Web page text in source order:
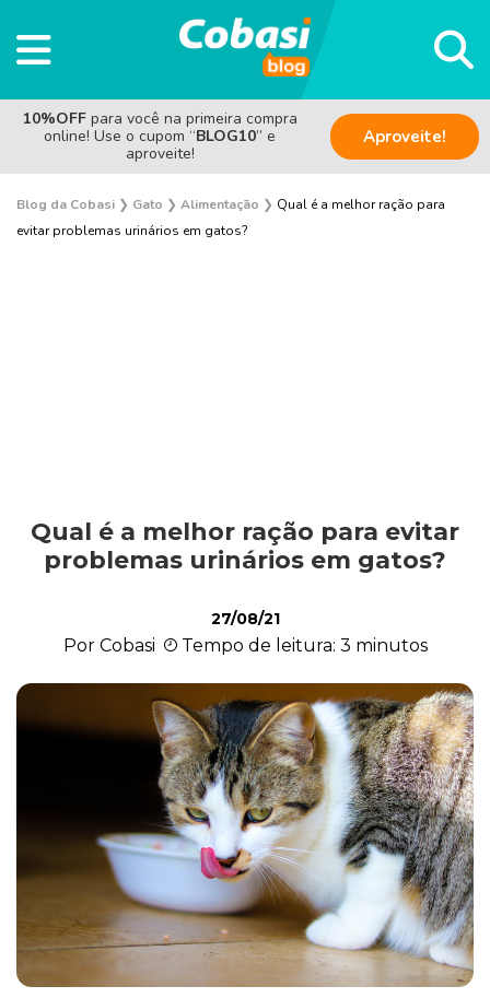
10%OFF para você na primeira compra
online! Use o cupom “BLOG10” e
aproveite!
Aproveite!
Blog da Cobasi ❯ Gato ❯ Alimentação ❯ Qual é a melhor ração para
evitar problemas urinários em gatos?
Comportamento
Curiosidades
Filhote
Higiene
Saúde
Qual é a melhor ração para evitar
problemas urinários em gatos?
27/08/21
Por Cobasi Tempo de leitura: 3 minutos